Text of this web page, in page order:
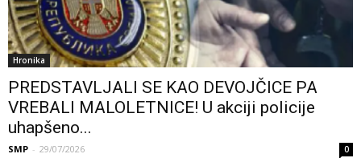
Hronika
PREDSTAVLJALI SE KAO DEVOJČICE PA
VREBALI MALOLETNICE! U akciji policije
uhapšeno...
SMP - 29/07/2026 0